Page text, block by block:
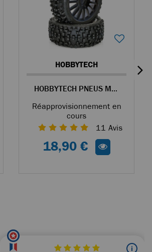
HOBBYTECH
HOBBYTECH PNEUS MAXI CROSS COLLÉS SUR JANTES NOIRES POUR BUGGY 1/8
Réapprovisionnement en
cours
11 Avis
18,90 €